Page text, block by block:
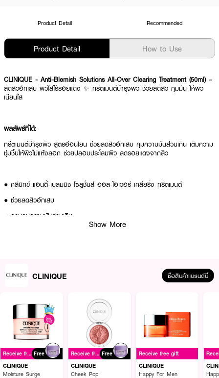
Product Detail Recommended
Product Detail How to Use
CLINIQUE - Anti-Blemish Solutions All-Over Clearing Treatment (50ml) –
ลดสิวอักเสบ ผิวใสไร้รอยแดง ✨ ทรีตเมนต์บำรุงผิว ช่วยลดสิว คุมมัน ให้ผิว
เนียนใส
ผลลัพธ์ที่ได้:
ทรีตเมนต์บำรุงผิว สูตรอ่อนโยน ช่วยลดสิวอักเสบ คุมความมันส่วนเกิน เติมความ
ชุ่มชื้นให้ผิวไม่แห้งลอก ช่วยปลอบประโลมผิว ลดรอยแดงจากสิว
● คลีนิกข์ แอนตี้-เบลมมิช โซลูชั่นส์ ออล-โอเวอร์ เคลียริ่ง ทรีตเมนต์
● ช่วยลดสิวอักเสบ
● ควบคุมความมันส่วนเกิน
● สูตรอ่อนโยน
How To Use :
● ทาทรีตเมนต์ให้ทั่วใบหน้า หลังทำความสะอาดผิว
● ใช้เป็นประจำทุกเช้าและเย็น
Show More
CLINIQUE ซื้อสินค้าแบรนด์นี้
Receive free gift Free
CLINIQUE
Moisture Surge
Receive free gift Free
CLINIQUE
Cheek Pop
Receive free gift
CLINIQUE
Happy For Men